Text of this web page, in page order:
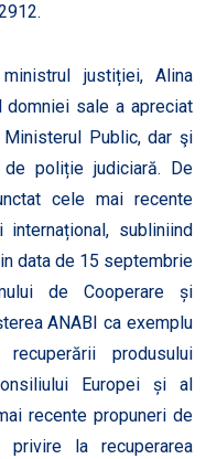
justiției, Alina
domniei sale a apreciat
Public, dar şi
poliție judiciară. De
cele mai recente
subliniind
data de 15 septembrie
de Cooperare și
ANABI ca exemplu
produsului
Europei și al
recente propuneri de
la recuperarea